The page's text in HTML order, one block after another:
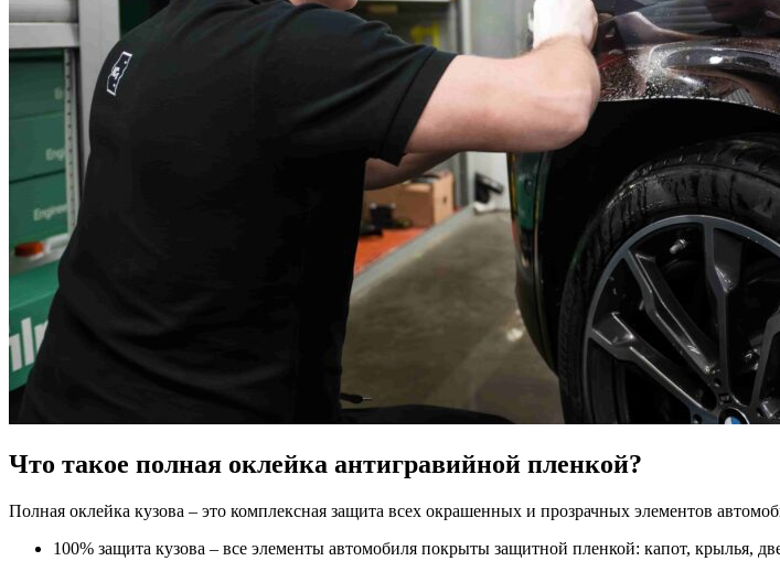
Что такое полная оклейка антигравийной пленкой?
Полная оклейка кузова – это комплексная защита всех окрашенных и прозрачных элементов
100% защита кузова – все элементы автомобиля покрыты защитной пленкой: капот,